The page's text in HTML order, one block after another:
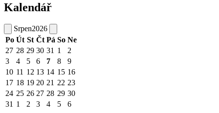
Kalendář
Srpen2026
Po Út St Čt Pá So Ne
27 28 29 30 31 1
2
3
4 5 6 7 8
9
10 11 12 13 14 15 16
17 18 19 20 21 22 23
24 25 26 27 28 29 30
31 1 2 3 4 5 6